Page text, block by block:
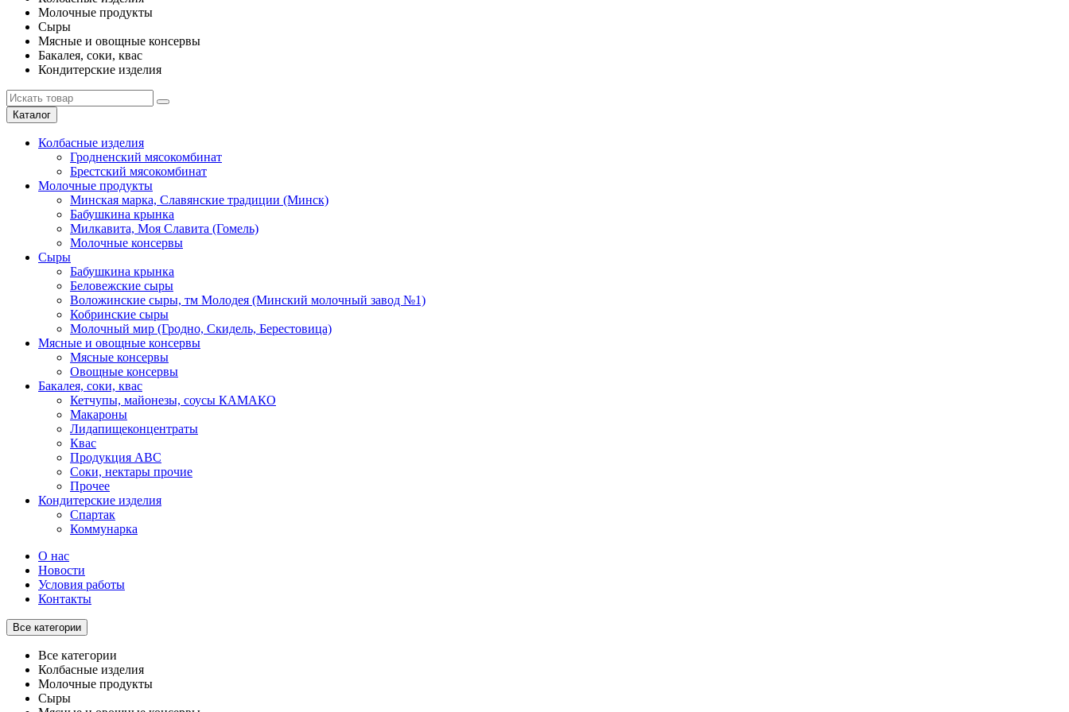
Молочные продукты
Сыры
Мясные и овощные консервы
Бакалея, соки, квас
Кондитерские изделия
Каталог
Колбасные изделия
Гродненский мясокомбинат
Брестский мясокомбинат
Молочные продукты
Минская марка, Славянские традиции (Минск)
Бабушкина крынка
Милкавита, Моя Славита (Гомель)
Молочные консервы
Сыры
Бабушкина крынка
Беловежские сыры
Воложинские сыры, тм Молодея (Минский молочный завод №1)
Кобринские сыры
Молочный мир (Гродно, Скидель, Берестовица)
Мясные и овощные консервы
Мясные консервы
Овощные консервы
Бакалея, соки, квас
Кетчупы, майонезы, соусы КАМАКО
Макароны
Лидапищеконцентраты
Квас
Продукция АВС
Соки, нектары прочие
Прочее
Кондитерские изделия
Спартак
Коммунарка
О нас
Новости
Условия работы
Контакты
Все категории
Все категории
Колбасные изделия
Молочные продукты
Сыры